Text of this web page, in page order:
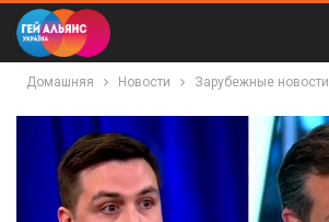
Домашняя Новости Зарубежные новости